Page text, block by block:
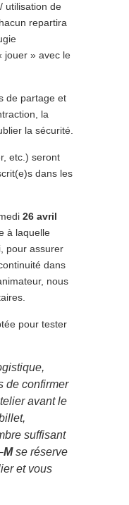
utilisation de
repartira
jouer » avec le
de partage et
la
la sécurité.
etc.) seront
dans les
26 avril
à laquelle
pour assurer
dans
nous
pour tester
de confirmer
avant le
suffisant
Mse réserve
et vous